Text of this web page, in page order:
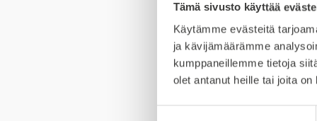
Tämä sivusto käyttää
Käytämme evästeitä
ja kävijämäärämme
kumppaneillemme tietoja
olet antanut heille tai joita
MYYNTIERÄ
KIERRE